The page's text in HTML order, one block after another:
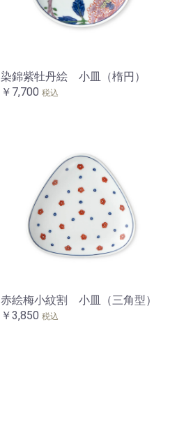
染錦紫牡丹絵 小皿（楕円）
￥7,700 税込
赤絵梅小紋割 小皿（三角型）
￥3,850 税込